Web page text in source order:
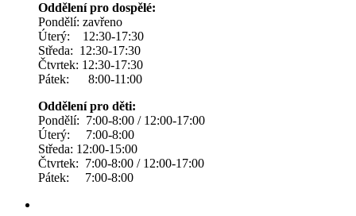
Oddělení pro dospělé:
Pondělí: zavřeno
Úterý: 12:30-17:30
Středa: 12:30-17:30
Čtvrtek: 12:30-17:30
Pátek: 8:00-11:00
Oddělení pro děti:
Pondělí: 7:00-8:00 / 12:00-17:00
Úterý: 7:00-8:00
Středa: 12:00-15:00
Čtvrtek: 7:00-8:00 / 12:00-17:00
Pátek: 7:00-8:00